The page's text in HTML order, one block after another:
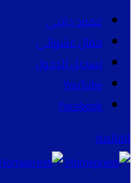
عمود جانبي
مقال عشوائي
تسجيل الدخول
YouTube
Facebook
القائمة